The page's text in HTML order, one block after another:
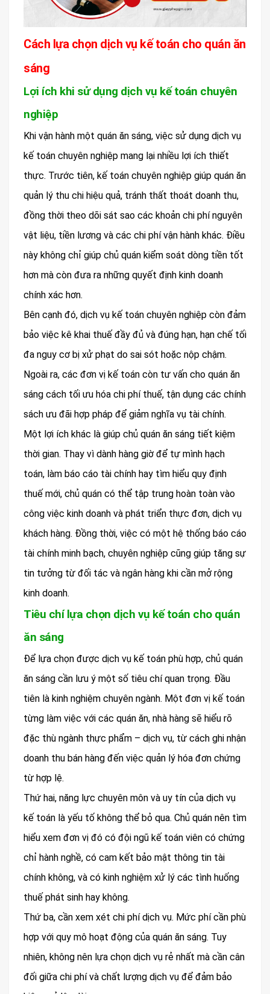
Cách lựa chọn dịch vụ kế toán cho quán ăn
sáng
Lợi ích khi sử dụng dịch vụ kế toán chuyên
nghiệp
Khi vận hành một quán ăn sáng, việc sử dụng dịch vụ
kế toán chuyên nghiệp mang lại nhiều lợi ích thiết
thực. Trước tiên, kế toán chuyên nghiệp giúp quán ăn
quản lý thu chi hiệu quả, tránh thất thoát doanh thu,
đồng thời theo dõi sát sao các khoản chi phí nguyên
vật liệu, tiền lương và các chi phí vận hành khác. Điều
này không chỉ giúp chủ quán kiểm soát dòng tiền tốt
hơn mà còn đưa ra những quyết định kinh doanh
chính xác hơn.
Bên cạnh đó, dịch vụ kế toán chuyên nghiệp còn đảm
bảo việc kê khai thuế đầy đủ và đúng hạn, hạn chế tối
đa nguy cơ bị xử phạt do sai sót hoặc nộp chậm.
Ngoài ra, các đơn vị kế toán còn tư vấn cho quán ăn
sáng cách tối ưu hóa chi phí thuế, tận dụng các chính
sách ưu đãi hợp pháp để giảm nghĩa vụ tài chính.
Một lợi ích khác là giúp chủ quán ăn sáng tiết kiệm
thời gian. Thay vì dành hàng giờ để tự mình hạch
toán, làm báo cáo tài chính hay tìm hiểu quy định
thuế mới, chủ quán có thể tập trung hoàn toàn vào
công việc kinh doanh và phát triển thực đơn, dịch vụ
khách hàng. Đồng thời, việc có một hệ thống báo cáo
tài chính minh bạch, chuyên nghiệp cũng giúp tăng sự
tin tưởng từ đối tác và ngân hàng khi cần mở rộng
kinh doanh.
Tiêu chí lựa chọn dịch vụ kế toán cho quán
ăn sáng
Để lựa chọn được dịch vụ kế toán phù hợp, chủ quán
ăn sáng cần lưu ý một số tiêu chí quan trọng. Đầu
tiên là kinh nghiệm chuyên ngành. Một đơn vị kế toán
từng làm việc với các quán ăn, nhà hàng sẽ hiểu rõ
đặc thù ngành thực phẩm – dịch vụ, từ cách ghi nhận
doanh thu bán hàng đến việc quản lý hóa đơn chứng
từ hợp lệ.
Thứ hai, năng lực chuyên môn và uy tín của dịch vụ
kế toán là yếu tố không thể bỏ qua. Chủ quán nên tìm
hiểu xem đơn vị đó có đội ngũ kế toán viên có chứng
chỉ hành nghề, có cam kết bảo mật thông tin tài
chính không, và có kinh nghiệm xử lý các tình huống
thuế phát sinh hay không.
Thứ ba, cần xem xét chi phí dịch vụ. Mức phí cần phù
hợp với quy mô hoạt động của quán ăn sáng. Tuy
nhiên, không nên lựa chọn dịch vụ rẻ nhất mà cần cân
đối giữa chi phí và chất lượng dịch vụ để đảm bảo